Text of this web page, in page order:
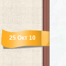
25 Окт 10